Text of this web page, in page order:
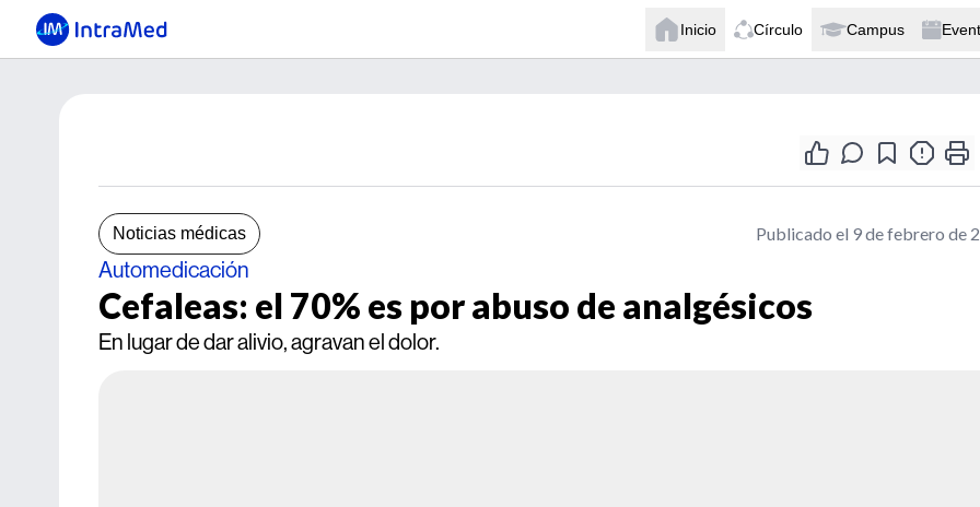
Inicio Círculo Campus
Noticias médicas Publicado el 9 de febrero de
Automedicación
Cefaleas: el 70% es por abuso de analgésicos
En lugar de dar alivio, agravan el dolor.